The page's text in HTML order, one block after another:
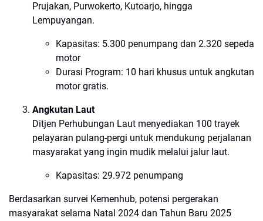
Prujakan, Purwokerto, Kutoarjo, hingga
Lempuyangan.
Kapasitas: 5.300 penumpang dan 2.320 sepeda
motor
Durasi Program: 10 hari khusus untuk angkutan
motor gratis.
Angkutan Laut
Ditjen Perhubungan Laut menyediakan 100 trayek
pelayaran pulang-pergi untuk mendukung perjalanan
masyarakat yang ingin mudik melalui jalur laut.
Kapasitas: 29.972 penumpang
Berdasarkan survei Kemenhub, potensi pergerakan
masyarakat selama Natal 2024 dan Tahun Baru 2025